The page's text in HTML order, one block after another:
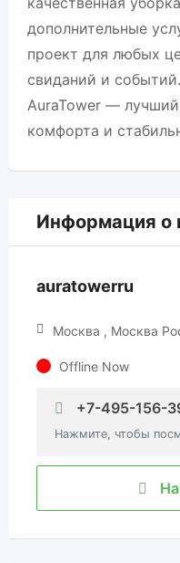
дополнительные
проект для любых
свиданий и
AuraTower —
комфорта и
Информация о
auratowerru
Москва , Москва
Offline Now
+7-495-156-
Нажмите, чтобы